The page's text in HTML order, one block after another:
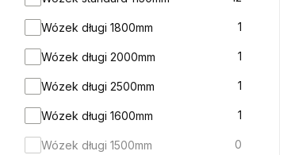
Wózek długi 1800mm 1
Wózek długi 2000mm 1
Wózek długi 2500mm 1
Wózek długi 1600mm 1
Wózek długi 1500mm 0